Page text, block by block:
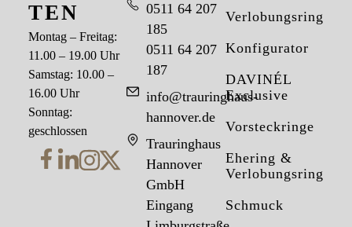
Verlobungsringe
Konfigurator
DAVINÉL
Exclusive
Vorsteckringe
Ehering &
Verlobungsring
Schmuck
0511 64 207
185
0511 64 207
187
info@trauringhaus-
hannover.de
Trauringhaus
Hannover
GmbH
Eingang
TEN
Montag – Freitag:
11.00 – 19.00 Uhr
Samstag: 10.00 –
16.00 Uhr
Sonntag:
geschlossen